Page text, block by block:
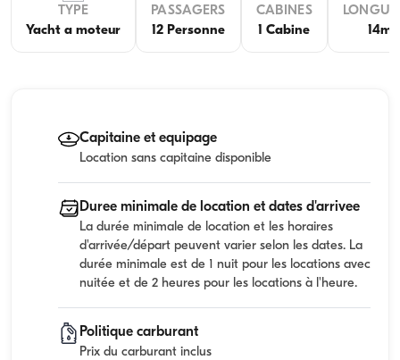
TYPE
Yacht a moteur
PASSAGERS
12 Personne
CABINES
1 Cabine
14m
Capitaine et equipage
Location sans capitaine disponible
Duree minimale de location et dates d'arrivee
La durée minimale de location et les horaires
d'arrivée/départ peuvent varier selon les dates. La
durée minimale est de 1 nuit pour les locations avec
nuitée et de 2 heures pour les locations à l'heure.
Politique carburant
Prix du carburant inclus